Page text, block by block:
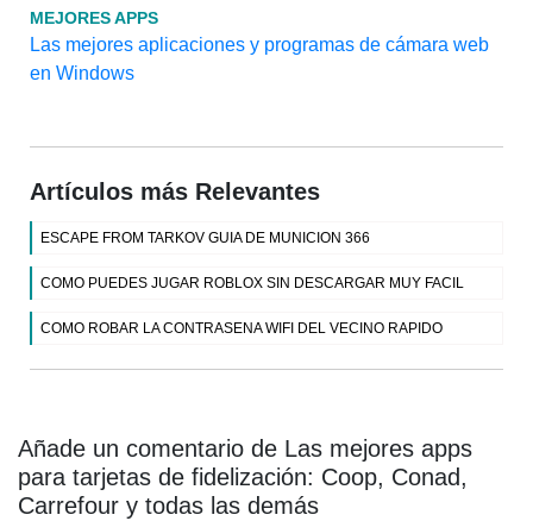
MEJORES APPS
Las mejores aplicaciones y programas de cámara web
en Windows
Artículos más Relevantes
ESCAPE FROM TARKOV GUIA DE MUNICION 366
COMO PUEDES JUGAR ROBLOX SIN DESCARGAR MUY FACIL
COMO ROBAR LA CONTRASENA WIFI DEL VECINO RAPIDO
Añade un comentario de Las mejores apps
para tarjetas de fidelización: Coop, Conad,
Carrefour y todas las demás